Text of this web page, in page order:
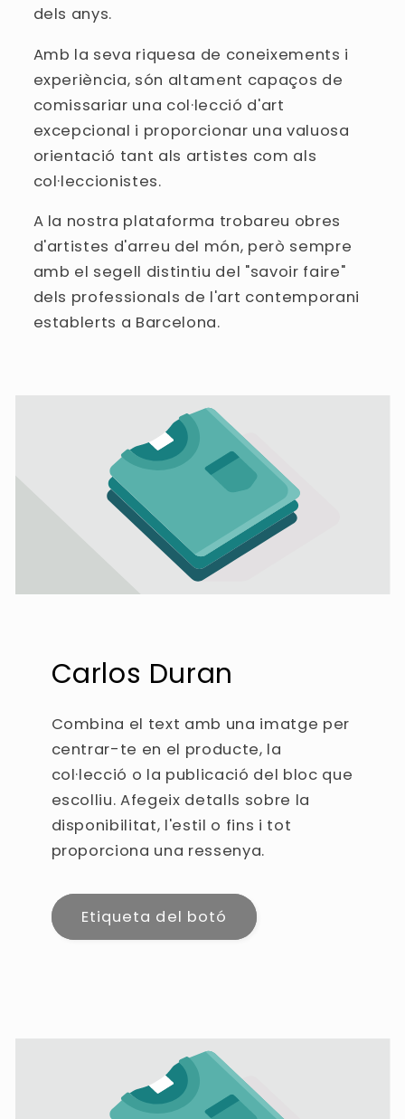
dels anys.
Amb la seva riquesa de coneixements i
experiència, són altament capaços de
comissariar una col·lecció d'art
excepcional i proporcionar una valuosa
orientació tant als artistes com als
col·leccionistes.
A la nostra plataforma trobareu obres
d'artistes d'arreu del món, però sempre
amb el segell distintiu del "savoir faire"
dels professionals de l'art contemporani
establerts a Barcelona.
Carlos Duran
Combina el text amb una imatge per
centrar-te en el producte, la
col·lecció o la publicació del bloc que
escolliu. Afegeix detalls sobre la
disponibilitat, l'estil o fins i tot
proporciona una ressenya.
Etiqueta del botó